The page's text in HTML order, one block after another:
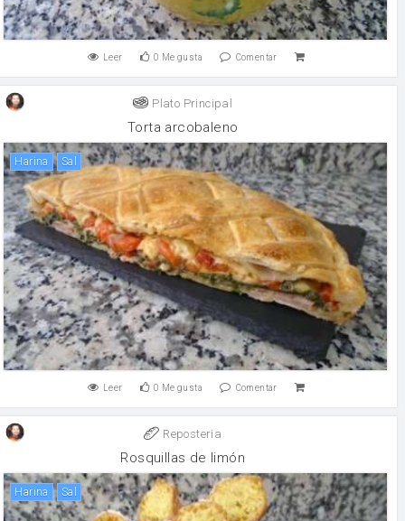
Leer 0 Me gusta Comentar
Plato Principal
Torta arcobaleno
harina sal
Leer 0 Me gusta Comentar
Reposteria
Rosquillas de limón
harina sal